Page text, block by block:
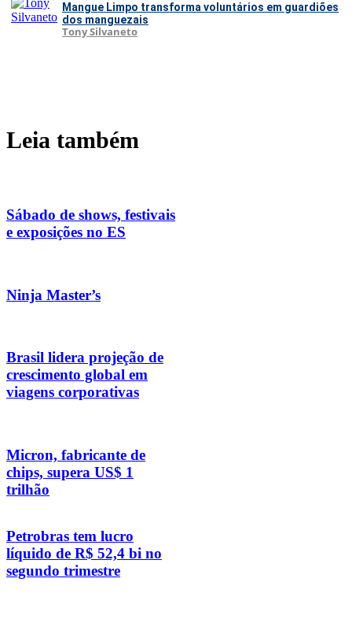
Mangue Limpo transforma voluntários em guardiões
dos manguezais
Tony Silvaneto
Leia também
Sábado de shows, festivais
e exposições no ES
Ninja Master’s
Brasil lidera projeção de
crescimento global em
viagens corporativas
Micron, fabricante de
chips, supera US$ 1
trilhão
Petrobras tem lucro
líquido de R$ 52,4 bi no
segundo trimestre